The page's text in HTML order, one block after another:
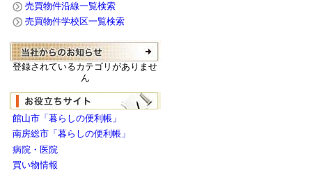
売買物件沿線一覧検索
売買物件学校区一覧検索
登録されているカテゴリがありませ
ん
館山市「暮らしの便利帳」
南房総市「暮らしの便利帳」
病院・医院
買い物情報